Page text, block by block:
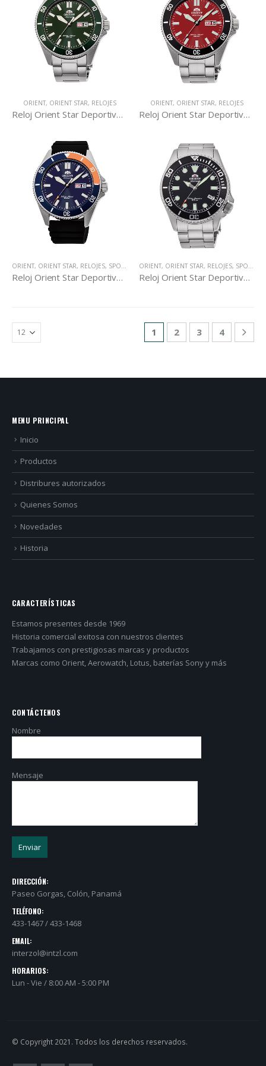
ORIENT, ORIENT STAR, RELOJES
Reloj Orient Star Deportivo Mecánico RA-AA0914E
ORIENT, ORIENT STAR, RELOJES
Reloj Orient Star Deportivo Mecánico RA-AA0915R
ORIENT, ORIENT STAR, RELOJES, SPORTS MECHANICAL
Reloj Orient Star Deportivo Mecánico RA-AA0916L
ORIENT, ORIENT STAR, RELOJES, SPORTS MECHANICAL
Reloj Orient Star Deportivo Mecánico RA-AC0K01B
1 2 3 4
MENU PRINCIPAL
Inicio
Productos
Distribures autorizados
Quienes Somos
Novedades
Historia
CARACTERÍSTICAS
Estamos presentes desde 1969
Historia comercial exitosa con nuestros clientes
Trabajamos con prestigiosas marcas y productos
Marcas como Orient, Aerowatch, Lotus, baterías Sony y más
CONTÁCTENOS
Nombre
Mensaje
DIRECCIÓN:
Paseo Gorgas, Colón, Panamá
TELÉFONO:
433-1467 / 433-1468
EMAIL:
interzol@intzl.com
HORARIOS:
Lun - Vie / 8:00 AM - 5:00 PM
© Copyright 2021. Todos los derechos reservados.